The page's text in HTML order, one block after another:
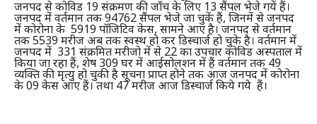
जनपद से कोविड 19 संक्रमण की जाँच के लिए 13 सैंपल भेजे गयें हैं।
जनपद में वर्तमान तक 94762 सैंपल भेजे जा चुकें हैं, जिनमें से जनपद
में कोरोना के 5919 पॉजिटिव केस, सामने आए है। जनपद से वर्तमान
तक 5539 मरीज अब तक स्वस्थ हो कर डिस्चार्ज हो चुके है। वर्तमान में
जनपद में 331 संक्रमित मरीजो में से 22 का उपचार कोविड अस्पताल में
किया जा रहा हैं, शेष 309 घर में आईसोलशन में हैं वर्तमान तक 49
व्यक्ति की मृत्यु हो चुकी है सूचना प्राप्त होने तक आज जनपद में कोरोना
के 09 केस आए हैं। तथा 47 मरीज आज डिस्चार्ज किये गये हैं।